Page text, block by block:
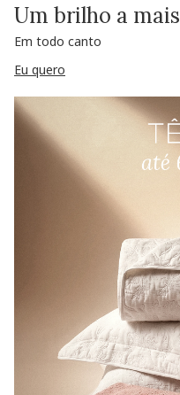
Um brilho a mais
Em todo canto
Eu quero